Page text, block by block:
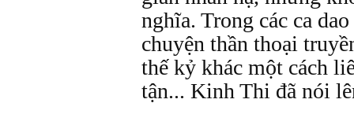
nghĩa. Trong các ca
chuyện thần thoại
thế kỷ khác một cách
tận... Kinh Thi đã nói